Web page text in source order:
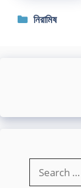
Categories
নিরামিষ
for: